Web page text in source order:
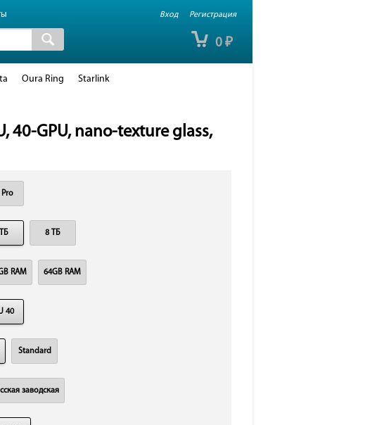
Вход Регистрация
0 ₽
Oura Ring Starlink
40-GPU, nano-texture glass,
8 ТБ
RAM 64GB RAM
40
Standard
заводская